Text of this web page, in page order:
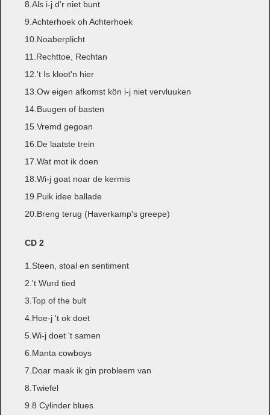
8.Als i-j d'r niet bunt
9.Achterhoek oh Achterhoek
10.Noaberplicht
11.Rechttoe, Rechtan
12.'t Is kloot'n hier
13.Ow eigen afkomst kön i-j niet vervluuken
14.Buugen of basten
15.Vremd gegoan
16.De laatste trein
17.Wat mot ik doen
18.Wi-j goat noar de kermis
19.Puik idee ballade
20.Breng terug (Haverkamp's greepe)
CD 2
1.Steen, stoal en sentiment
2.'t Wurd tied
3.Top of the bult
4.Hoe-j 't ok doet
5.Wi-j doet 't samen
6.Manta cowboys
7.Doar maak ik gin probleem van
8.Twiefel
9.8 Cylinder blues